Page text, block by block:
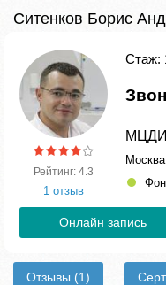
Ситенков Борис
Рейтинг: 4.3
1 отзыв
Стаж:
МЦДИ
Онлайн запись
Отзывы (1)